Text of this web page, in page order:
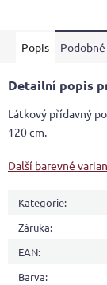
hvězdiček.
Popis
Detailní popis
Látkový přídavný
120 cm.
Další barevné
Kategorie:
Záruka:
EAN:
Barva: